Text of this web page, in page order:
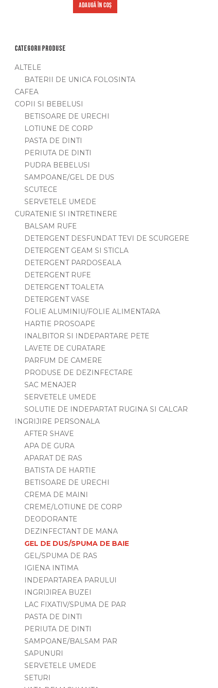
ADAUGĂ ÎN COȘ
Categorii produse
ALTELE
BATERII DE UNICA FOLOSINTA
CAFEA
COPII SI BEBELUSI
BETISOARE DE URECHI
LOTIUNE DE CORP
PASTA DE DINTI
PERIUTA DE DINTI
PUDRA BEBELUSI
SAMPOANE/GEL DE DUS
SCUTECE
SERVETELE UMEDE
CURATENIE SI INTRETINERE
BALSAM RUFE
DETERGENT DESFUNDAT TEVI DE SCURGERE
DETERGENT GEAM SI STICLA
DETERGENT PARDOSEALA
DETERGENT RUFE
DETERGENT TOALETA
DETERGENT VASE
FOLIE ALUMINIU/FOLIE ALIMENTARA
HARTIE PROSOAPE
INALBITOR SI INDEPARTARE PETE
LAVETE DE CURATARE
PARFUM DE CAMERE
PRODUSE DE DEZINFECTARE
SAC MENAJER
SERVETELE UMEDE
SOLUTIE DE INDEPARTAT RUGINA SI CALCAR
INGRIJIRE PERSONALA
AFTER SHAVE
APA DE GURA
APARAT DE RAS
BATISTA DE HARTIE
BETISOARE DE URECHI
CREMA DE MAINI
CREME/LOTIUNE DE CORP
DEODORANTE
DEZINFECTANT DE MANA
GEL DE DUS/SPUMA DE BAIE
GEL/SPUMA DE RAS
IGIENA INTIMA
INDEPARTAREA PARULUI
INGRIJIREA BUZEI
LAC FIXATIV/SPUMA DE PAR
PASTA DE DINTI
PERIUTA DE DINTI
SAMPOANE/BALSAM PAR
SAPUNURI
SERVETELE UMEDE
SETURI